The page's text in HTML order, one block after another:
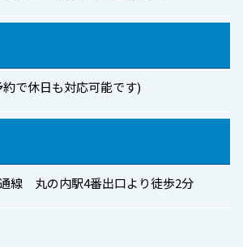
で休日も対応可能です)
線 丸の内駅4番出口より徒歩2分